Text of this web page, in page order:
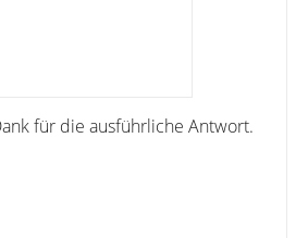
für die ausführliche Antwort.